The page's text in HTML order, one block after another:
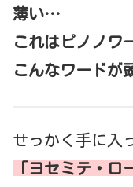
薄い…
これはピノノワ
こんなワードが
せっかく手に入
「ヨセミテ・ロ